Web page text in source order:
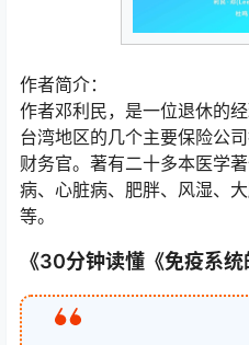
作者简介：
作者邓利民，是一位退休的
台湾地区的几个主要保险公
财务官。著有二十多本医学
病、心脏病、肥胖、风湿、
等。
《30分钟读懂《免疫系